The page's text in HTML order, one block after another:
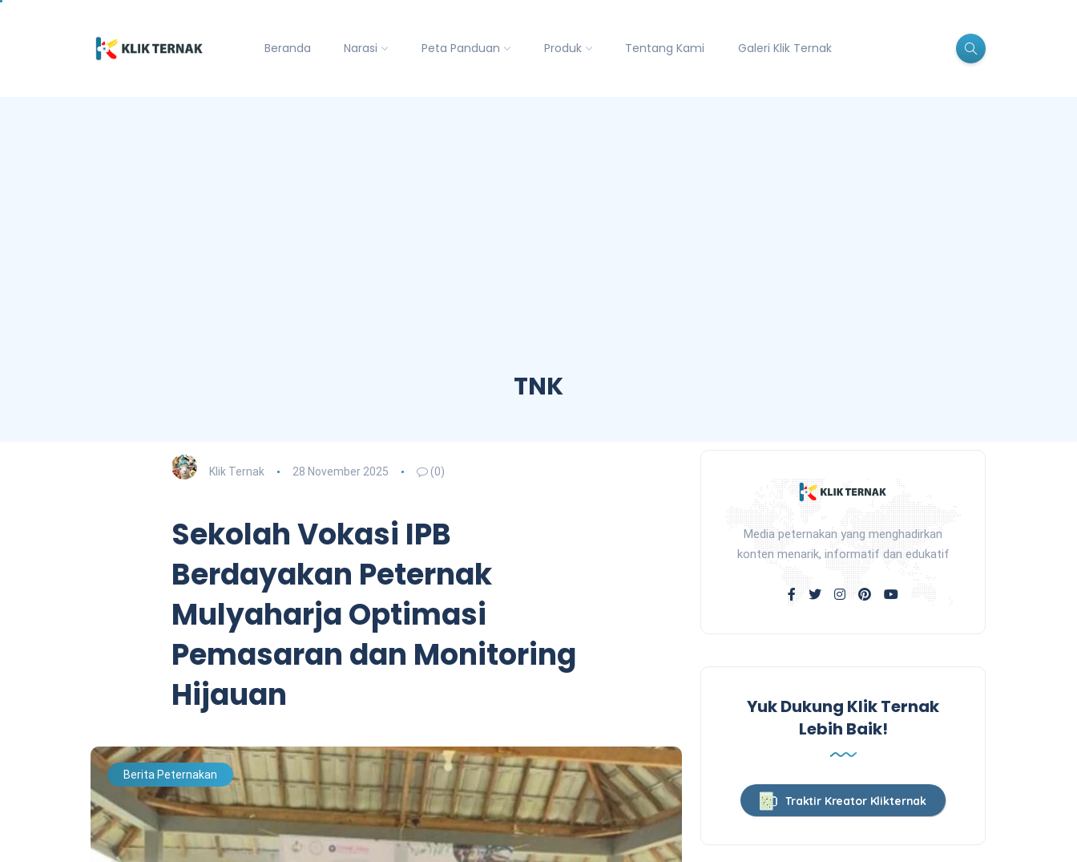
Beranda Narasi Peta Panduan Produk Tentang Kami Galeri Klik Ternak
TNK
Klik Ternak 28 November 2025 (0)
Sekolah Vokasi IPB
Berdayakan Peternak
Mulyaharja Optimasi
Pemasaran dan Monitoring
Hijauan
Berita Peternakan
Media peternakan yang menghadirkan
konten menarik, informatif dan edukatif
Yuk Dukung Klik Ternak
Lebih Baik!
Traktir Kreator Klikternak